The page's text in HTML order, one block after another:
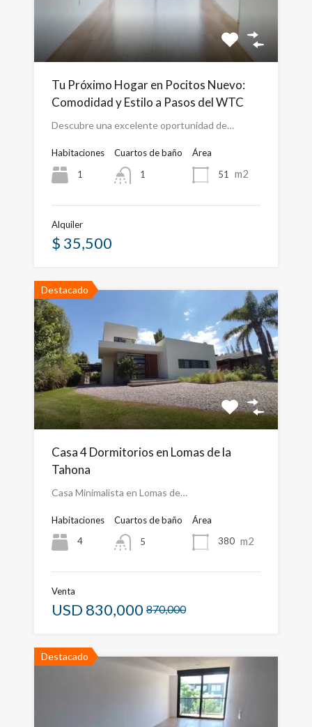
Tu Próximo Hogar en Pocitos Nuevo:
Comodidad y Estilo a Pasos del WTC
Descubre una excelente oportunidad de…
Habitaciones
1
Cuartos de baño
1
Área
51
m2
Alquiler
$ 35,500
Destacado
Casa 4 Dormitorios en Lomas de la
Tahona
Casa Minimalista en Lomas de…
Habitaciones
4
Cuartos de baño
5
Área
380 m2
Venta
USD 830,000 870,000
Destacado